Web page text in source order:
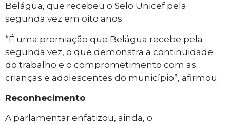
Belágua, que recebeu o Selo Unicef pela
segunda vez em oito anos.
“É uma premiação que Belágua recebe pela
segunda vez, o que demonstra a continuidade
do trabalho e o comprometimento com as
crianças e adolescentes do município”, afirmou.
Reconhecimento
A parlamentar enfatizou, ainda, o